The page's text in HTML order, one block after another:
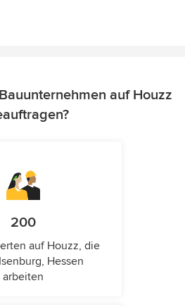
auf Houzz
200
auf Houzz, die
Hessen
arbeiten